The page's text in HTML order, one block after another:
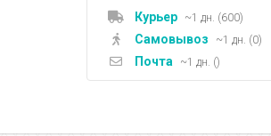
Курьер ~1 дн. (600)
Самовывоз ~1 дн. (0)
Почта ~1 дн. ()